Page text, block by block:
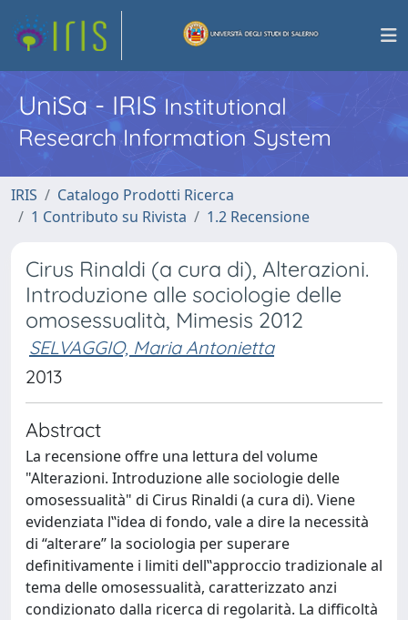
UniSa - IRISInstitutional
Research Information System
IRIS
Catalogo Prodotti Ricerca
1 Contributo su Rivista
1.2 Recensione
Cirus Rinaldi (a cura di), Alterazioni.
Introduzione alle sociologie delle
omosessualità, Mimesis 2012
SELVAGGIO, Maria Antonietta
2013
Abstract
La recensione offre una lettura del volume
"Alterazioni. Introduzione alle sociologie delle
omosessualità" di Cirus Rinaldi (a cura di). Viene
evidenziata l‟idea di fondo, vale a dire la necessità
di “alterare” la sociologia per superare
definitivamente i limiti dell‟approccio tradizionale al
tema delle omosessualità, caratterizzato anzi
condizionato dalla ricerca di regolarità. La difficoltà